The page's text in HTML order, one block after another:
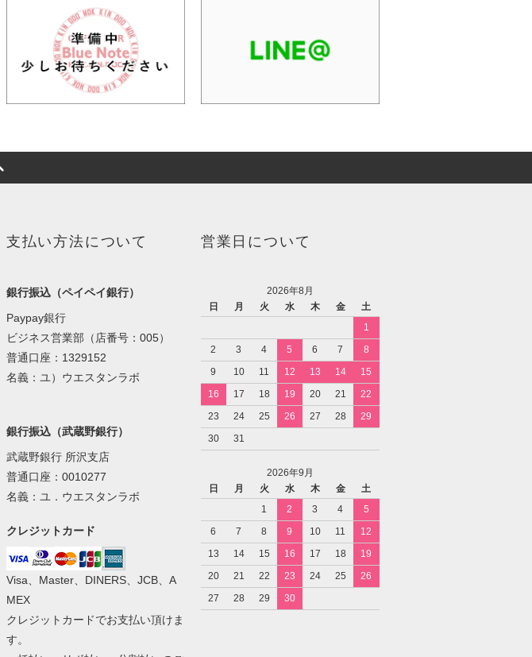
支払い方法について
銀行振込（ペイペイ銀行）
Paypay銀行
ビジネス営業部（店番号：005）
普通口座：1329152
名義：ユ）ウエスタンラボ
銀行振込（武蔵野銀行）
武蔵野銀行 所沢支店
普通口座：0010277
名義：ユ．ウエスタンラボ
クレジットカード
Visa、Master、DINERS、JCB、A
MEX
クレジットカードでお支払い頂けま
す。
営業日について
2026年8月
日
月 火 水 木 金
土
1
2
3 4 5 6 7
8
9
10 11 12 13 14
15
16
17 18 19 20 21
22
23
24 25 26 27 28
29
30
31
2026年9月
日
月 火 水 木 金
土
1
2 3 4
5
6
7 8 9 10 11
12
13
14 15 16 17 18
19
20
21 22 23 24 25
26
27
28 29 30